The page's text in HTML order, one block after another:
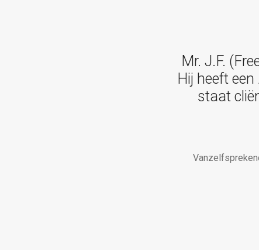
Mr. J.F.
Hij heeft
staat